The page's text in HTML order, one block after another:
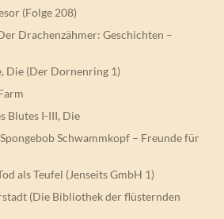
(Folge 208)
Drachenzähmer: Geschichten –
Die (Der Dornenring 1)
Blutes I-III, Die
Schwammkopf – Freunde für
als Teufel (Jenseits GmbH 1)
(Die Bibliothek der flüsternden